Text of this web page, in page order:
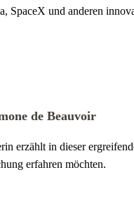
SpaceX und anderen
de Beauvoir
erzählt in dieser
erfahren möchten.